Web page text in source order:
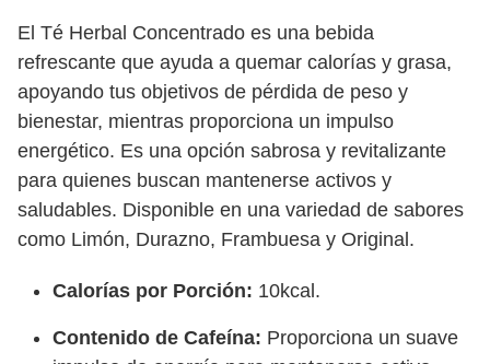
El Té Herbal Concentrado es una bebida
refrescante que ayuda a quemar calorías y grasa,
apoyando tus objetivos de pérdida de peso y
bienestar, mientras proporciona un impulso
energético. Es una opción sabrosa y revitalizante
para quienes buscan mantenerse activos y
saludables. Disponible en una variedad de sabores
como Limón, Durazno, Frambuesa y Original.
Calorías por Porción: 10kcal.
Contenido de Cafeína: Proporciona un suave